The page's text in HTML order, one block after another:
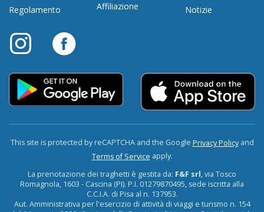
Regolamento
Affiliazione
Notizie
This site is protected by reCAPTCHA and the Google Privacy Policyand
Terms of Service apply.
La prenotazione dei traghetti è gestita da: F&F srl, via Tosco
Romagnola, 1603 - Cascina (PI). P.I. 01279870495, sede iscritta alla
C.C.I.A. di Pisa al n. 137953.
Aut. Amministrativa per l'esercizio di attività di viaggi e turismo n. 154